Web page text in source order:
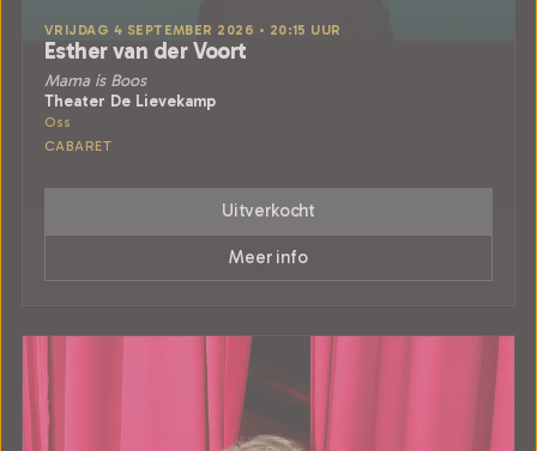
VRIJDAG 4 SEPTEMBER 2026 • 20:15 UUR
Esther van der Voort
Mama is Boos
Theater De Lievekamp
Oss
CABARET
Uitverkocht
Meer info